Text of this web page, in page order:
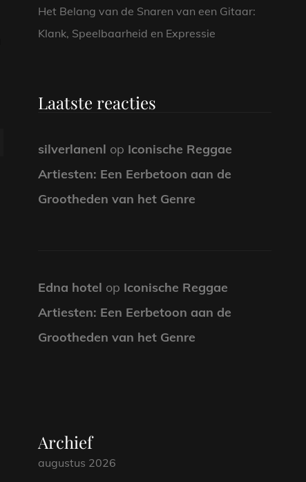
Het Belang van de Snaren van een Gitaar:
Klank, Speelbaarheid en Expressie
Laatste reacties
silverlanenl op Iconische Reggae
Artiesten: Een Eerbetoon aan de
Grootheden van het Genre
Edna hotel op Iconische Reggae
Artiesten: Een Eerbetoon aan de
Grootheden van het Genre
Archief
augustus 2026